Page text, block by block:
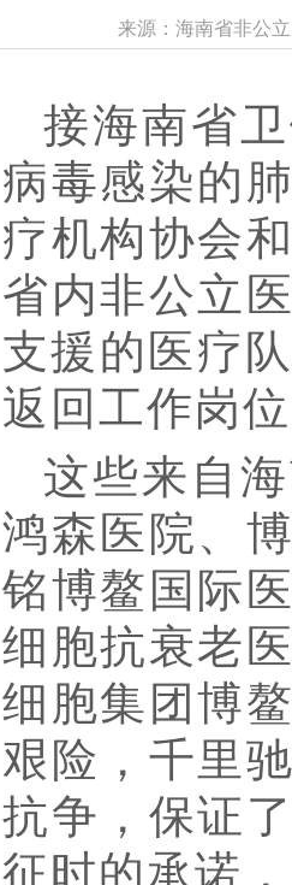
来源：海南省非公
接海南省
病毒感染的
疗机构协会
省内非公立
支援的医疗
返回工作岗
这些来自
鸿森医院、
铭博鳌国际
细胞抗衰老
细胞集团博
艰险，千里
抗争，保证
征时的承诺